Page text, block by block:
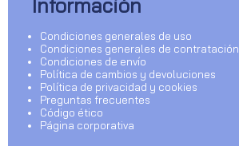
Condiciones generales de uso
Condiciones generales de contratación
Condiciones de envío
Política de cambios y devoluciones
Política de privacidad y cookies
Preguntas frecuentes
Código ético
Página corporativa